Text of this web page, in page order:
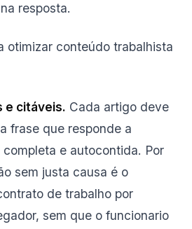
resposta.
otimizar conteúdo trabalhista
e citáveis. Cada artigo deve
frase que responde a
e autocontida. Por
sem justa causa é o
de trabalho por
sem que o funcionario